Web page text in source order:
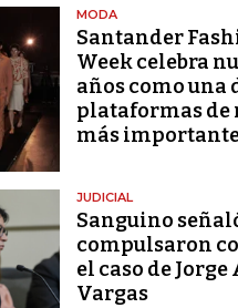
MODA
Santander
Week celebra
años como una
plataformas de
más
JUDICIAL
Sanguino
compulsaron
el caso de
Vargas